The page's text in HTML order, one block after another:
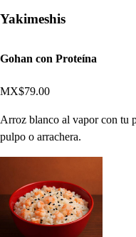
Yakimeshis
Gohan con Proteína
MX$79.00
Arroz blanco al vapor con tu
pulpo o arrachera.